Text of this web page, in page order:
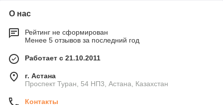
О нас
Рейтинг не сформирован
Менее 5 отзывов за последний год
Работает с 21.10.2011
г. Астана
Проспект Туран, 54 НП3, Астана, Казахстан
Контакты